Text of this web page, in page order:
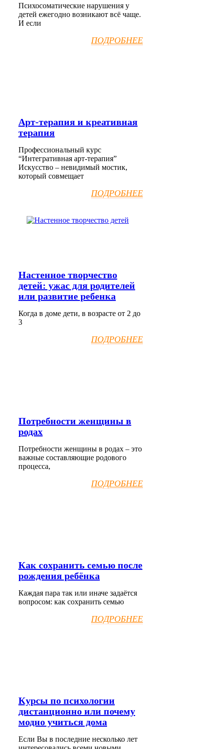
Психосоматические нарушения у
детей ежегодно возникают всё чаще.
И если
ПОДРОБНЕЕ
Арт-терапия и креативная
терапия
Профессиональный курс
“Интегративная арт-терапия”
Искусство – невидимый мостик,
который совмещает
ПОДРОБНЕЕ
Настенное творчество
детей: ужас для родителей
или развитие ребенка
Когда в доме дети, в возрасте от 2 до
3
ПОДРОБНЕЕ
Потребности женщины в
родах
Потребности женщины в родах – это
важные составляющие родового
процесса,
ПОДРОБНЕЕ
Как сохранить семью после
рождения ребёнка
Каждая пара так или иначе задаётся
вопросом: как сохранить семью
ПОДРОБНЕЕ
Курсы по психологии
дистанционно или почему
модно учиться дома
Если Вы в последние несколько лет